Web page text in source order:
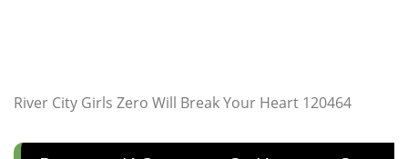
River City Girls Zero Will Break Your Heart 120464